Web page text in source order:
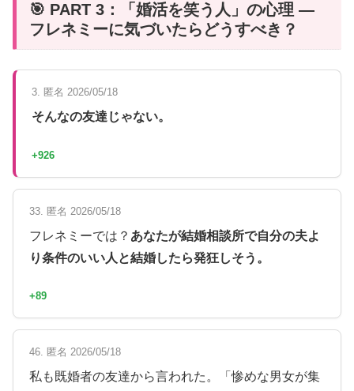
🎯 PART 3：「婚活を笑う人」の心理 —
フレネミーに気づいたらどうすべき？
3. 匿名 2026/05/18
そんなの友達じゃない。
+926
33. 匿名 2026/05/18
フレネミーでは？ あなたが結婚相談所で自分の夫よ
り条件のいい人と結婚したら発狂しそう。
+89
46. 匿名 2026/05/18
私も既婚者の友達から言われた。「惨めな男女が集